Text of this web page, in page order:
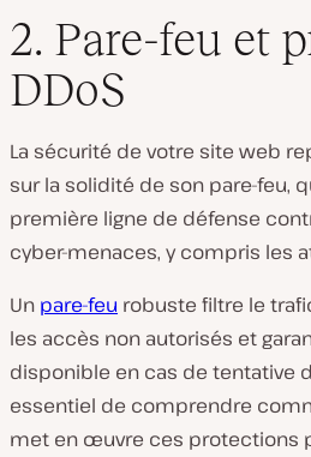
2. Pare-feu et
DDoS
La sécurité de votre site web
sur la solidité de son pare-feu,
première ligne de défense
cyber-menaces, y compris les
Un pare-feu robuste filtre le
les accès non autorisés et
disponible en cas de tentative
essentiel de comprendre
met en œuvre ces protections